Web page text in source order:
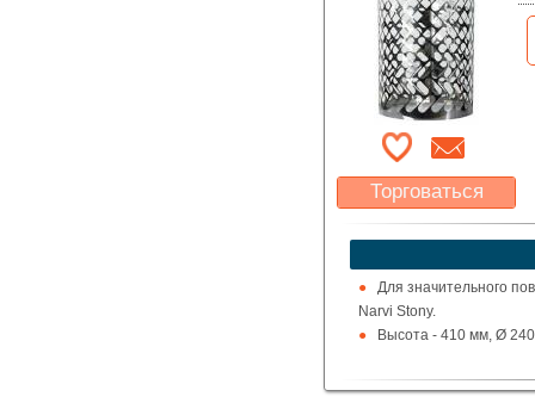
Торговаться
Какая цена Вас
устроит?
Указать цену
Для значительного
Narvi Stony.
Высота - 410 мм, Ø